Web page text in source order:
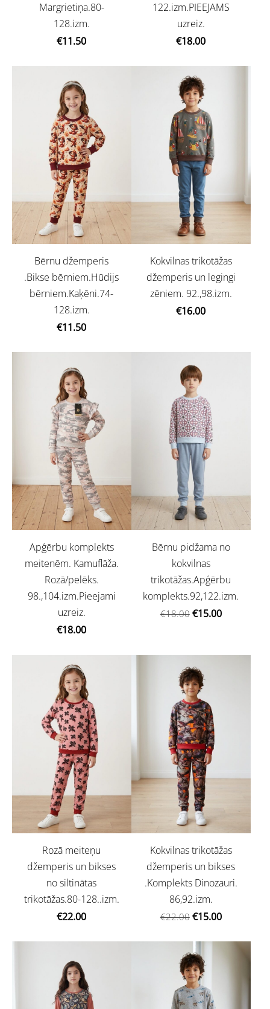
Margrietiņa.80-
128.izm.
€11.50
122.izm.PIEEJAMS
uzreiz.
€18.00
Bērnu džemperis
.Bikse bērniem.Hūdijs
bērniem.Kaķēni.74-
128.izm.
€11.50
Kokvilnas trikotāžas
džemperis un legingi
zēniem. 92.,98.izm.
€16.00
Apģērbu komplekts
meitenēm. Kamuflāža.
Rozā/pelēks.
98.,104.izm.Pieejami
uzreiz.
€18.00
Bērnu pidžama no
kokvilnas
trikotāžas.Apģērbu
komplekts.92,122.izm.
€18.00 €15.00
Rozā meiteņu
džemperis un bikses
no siltinātas
trikotāžas.80-128..izm.
€22.00
Kokvilnas trikotāžas
džemperis un bikses
.Komplekts Dinozauri.
86,92.izm.
€22.00 €15.00